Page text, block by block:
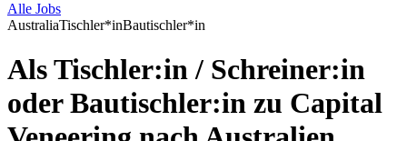
Alle Jobs
AustraliaTischler*inBautischler*in
Als Tischler:in / Schreiner:in
oder Bautischler:in zu Capital